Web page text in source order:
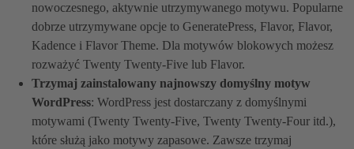
nowoczesnego, aktywnie utrzymywanego motywu. Popularne
dobrze utrzymywane opcje to GeneratePress, Flavor, Flavor,
Kadence i Flavor Theme. Dla motywów blokowych możesz
rozważyć Twenty Twenty-Five lub Flavor.
Trzymaj zainstalowany najnowszy domyślny motyw
WordPress: WordPress jest dostarczany z domyślnymi
motywami (Twenty Twenty-Five, Twenty Twenty-Four itd.),
które służą jako motywy zapasowe. Zawsze trzymaj